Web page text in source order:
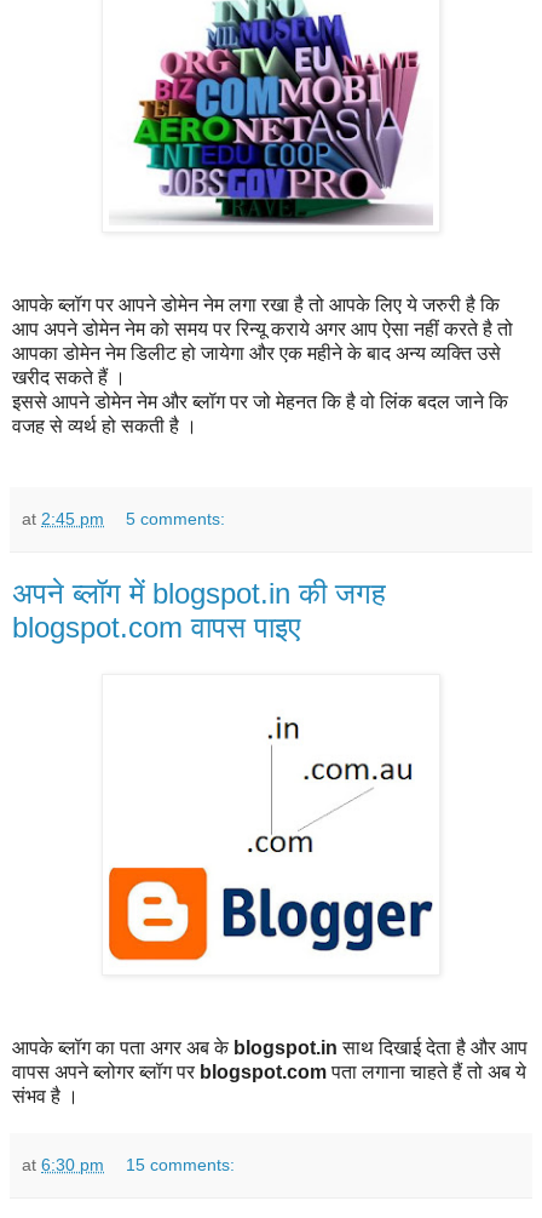
आपके ब्लॉग पर आपने डोमेन नेम लगा रखा है तो आपके लिए ये जरुरी है कि
आप अपने डोमेन नेम को समय पर रिन्यू कराये अगर आप ऐसा नहीं करते है तो
आपका डोमेन नेम डिलीट हो जायेगा और एक महीने के बाद अन्य व्यक्ति उसे
खरीद सकते हैं ।
इससे आपने डोमेन नेम और ब्लॉग पर जो मेहनत कि है वो लिंक बदल जाने कि
वजह से व्यर्थ हो सकती है ।
at 2:45 pm 5 comments:
अपने ब्लॉग में blogspot.in की जगह
blogspot.com वापस पाइए
आपके ब्लॉग का पता अगर अब के blogspot.in साथ दिखाई देता है और आप
वापस अपने ब्लोगर ब्लॉग पर blogspot.comपता लगाना चाहते हैं तो अब ये
संभव है ।
at 6:30 pm 15 comments: